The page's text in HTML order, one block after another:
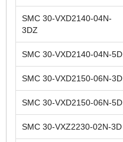
SMC 30-VXD2140-04N-
3DZ
SMC 30-VXD2140-04N-5D
SMC 30-VXD2150-06N-3D
SMC 30-VXD2150-06N-5D
SMC 30-VXZ2230-02N-3D